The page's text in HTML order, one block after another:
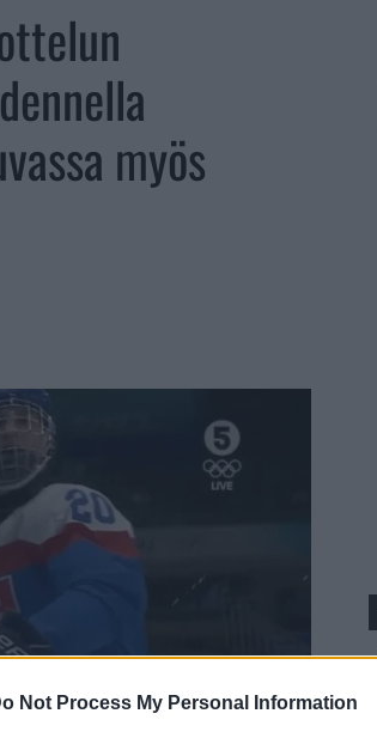
Not Process My Personal Information
myös